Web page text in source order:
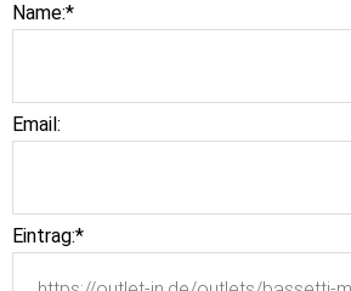
Name:*
Email:
Eintrag:*